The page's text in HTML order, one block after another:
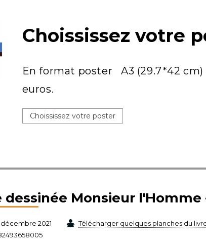
Choississez votre
En format poster A3 (29.7*42
euros.
Choississez votre poster
dessinée Monsieur l'Homme
décembre 2021
Télécharger quelques planches du